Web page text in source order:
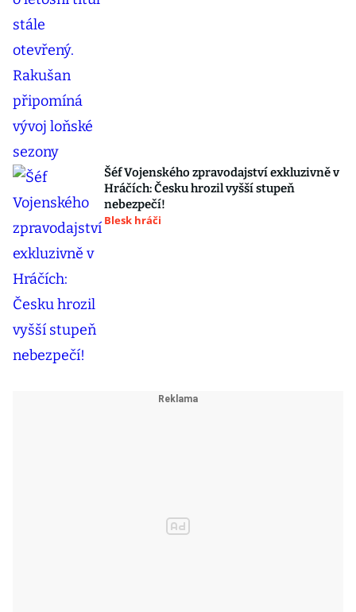
Šéf Vojenského zpravodajství exkluzivně v
Hráčích: Česku hrozil vyšší stupeň
nebezpečí!
Blesk hráči